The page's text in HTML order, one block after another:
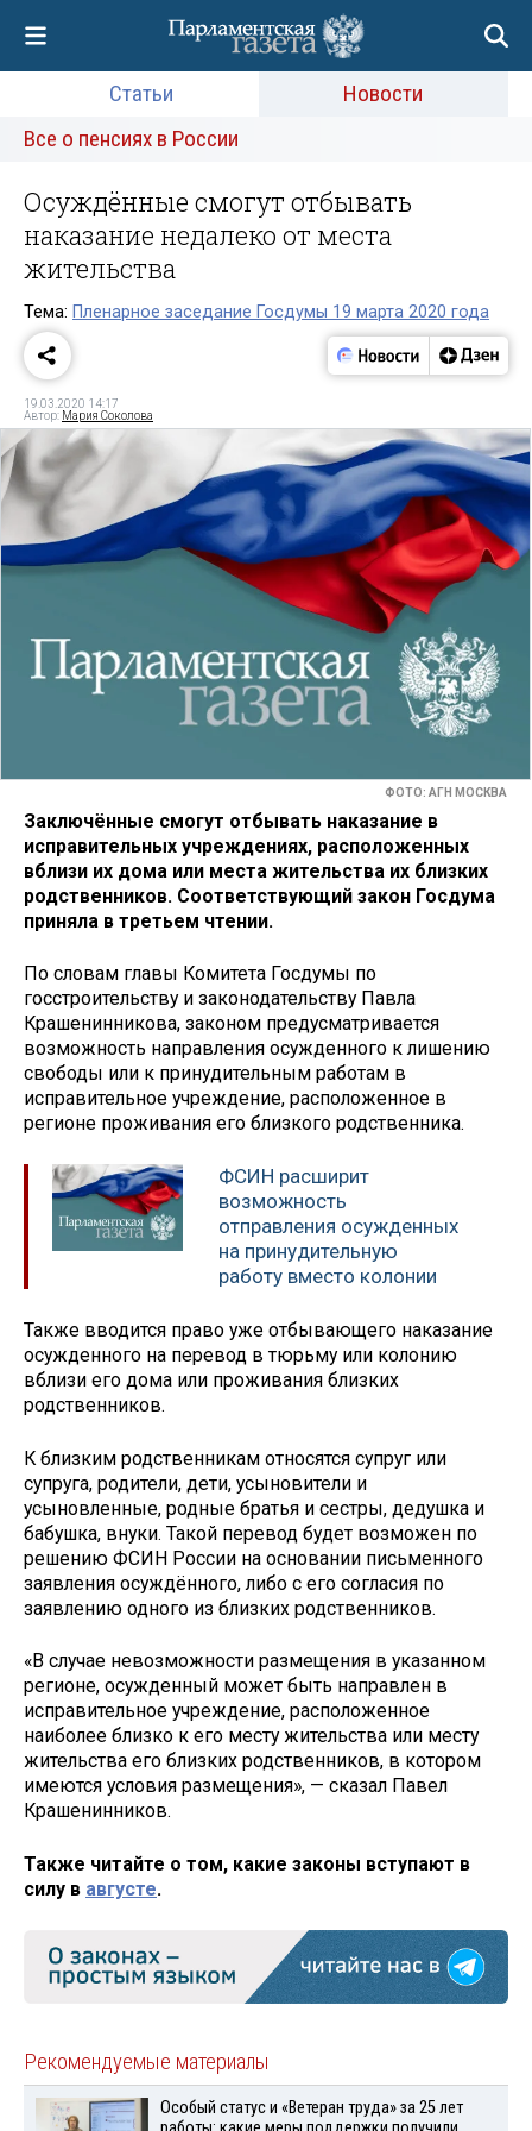
Статьи
Новости
Все о пенсиях в России
Осуждённые смогут отбывать
наказание недалеко от места
жительства
Тема: Пленарное заседание Госдумы 19 марта 2020 года
19.03.2020 14:17
Автор: Мария Соколова
ФОТО: АГН МОСКВА
Заключённые смогут отбывать наказание в
исправительных учреждениях, расположенных
вблизи их дома или места жительства их близких
родственников. Соответствующий закон Госдума
приняла в третьем чтении.
По словам главы Комитета Госдумы по
госстроительству и законодательству Павла
Крашенинникова, законом предусматривается
возможность направления осужденного к лишению
свободы или к принудительным работам в
исправительное учреждение, расположенное в
регионе проживания его близкого родственника.
ФСИН расширит
возможность
отправления осужденных
на принудительную
работу вместо колонии
Также вводится право уже отбывающего наказание
осужденного на перевод в тюрьму или колонию
вблизи его дома или проживания близких
родственников.
К близким родственникам относятся супруг или
супруга, родители, дети, усыновители и
усыновленные, родные братья и сестры, дедушка и
бабушка, внуки. Такой перевод будет возможен по
решению ФСИН России на основании письменного
заявления осуждённого, либо с его согласия по
заявлению одного из близких родственников.
«В случае невозможности размещения в указанном
регионе, осужденный может быть направлен в
исправительное учреждение, расположенное
наиболее близко к его месту жительства или месту
жительства его близких родственников, в котором
имеются условия размещения», — сказал Павел
Крашенинников.
Также читайте о том, какие законы вступают в
силу в августе.
Рекомендуемые материалы
Особый статус и «Ветеран труда» за 25 лет